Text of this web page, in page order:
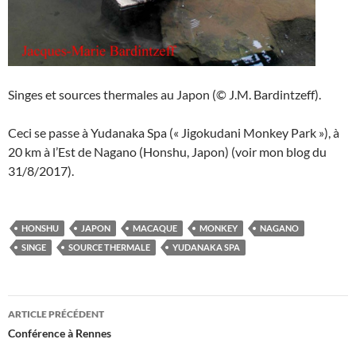
Singes et sources thermales au Japon (© J.M. Bardintzeff).
Ceci se passe à Yudanaka Spa (« Jigokudani Monkey Park »), à
20 km à l’Est de Nagano (Honshu, Japon) (voir mon blog du
31/8/2017).
HONSHU JAPON MACAQUE MONKEY
NAGANO
SINGE
SOURCE THERMALE YUDANAKA SPA
Navigation
des
ARTICLE PRÉCÉDENT
Conférence à Rennes